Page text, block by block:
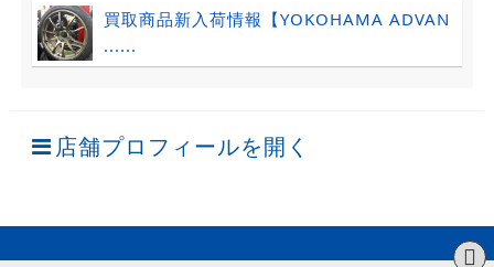
買取商品新入荷情報【YOKOHAMA ADVAN
......
店舗プロフィールを開く